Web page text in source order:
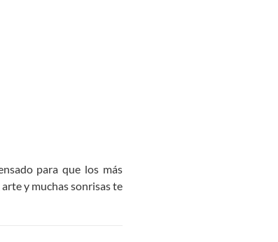
para que los más
y muchas sonrisas te